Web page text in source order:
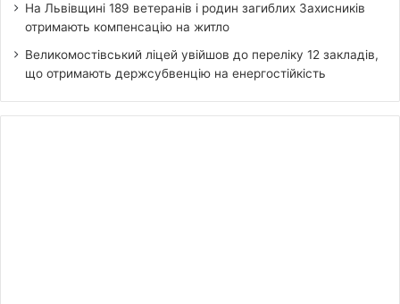
На Львівщині 189 ветеранів і родин загиблих Захисників
отримають компенсацію на житло
Великомостівський ліцей увійшов до переліку 12 закладів,
що отримають держсубвенцію на енергостійкість